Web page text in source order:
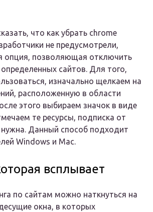
что как убрать chrome
не предусмотрели,
опция, позволяющая отключить
сайтов. Для того,
изначально щелкаем на
расположенную в области
этого выбираем значок в виде
те ресурсы, подписка от
Данный способ подходит
Windows и Mac.
всплывает
по сайтам можно наткнуться на
окна, в которых